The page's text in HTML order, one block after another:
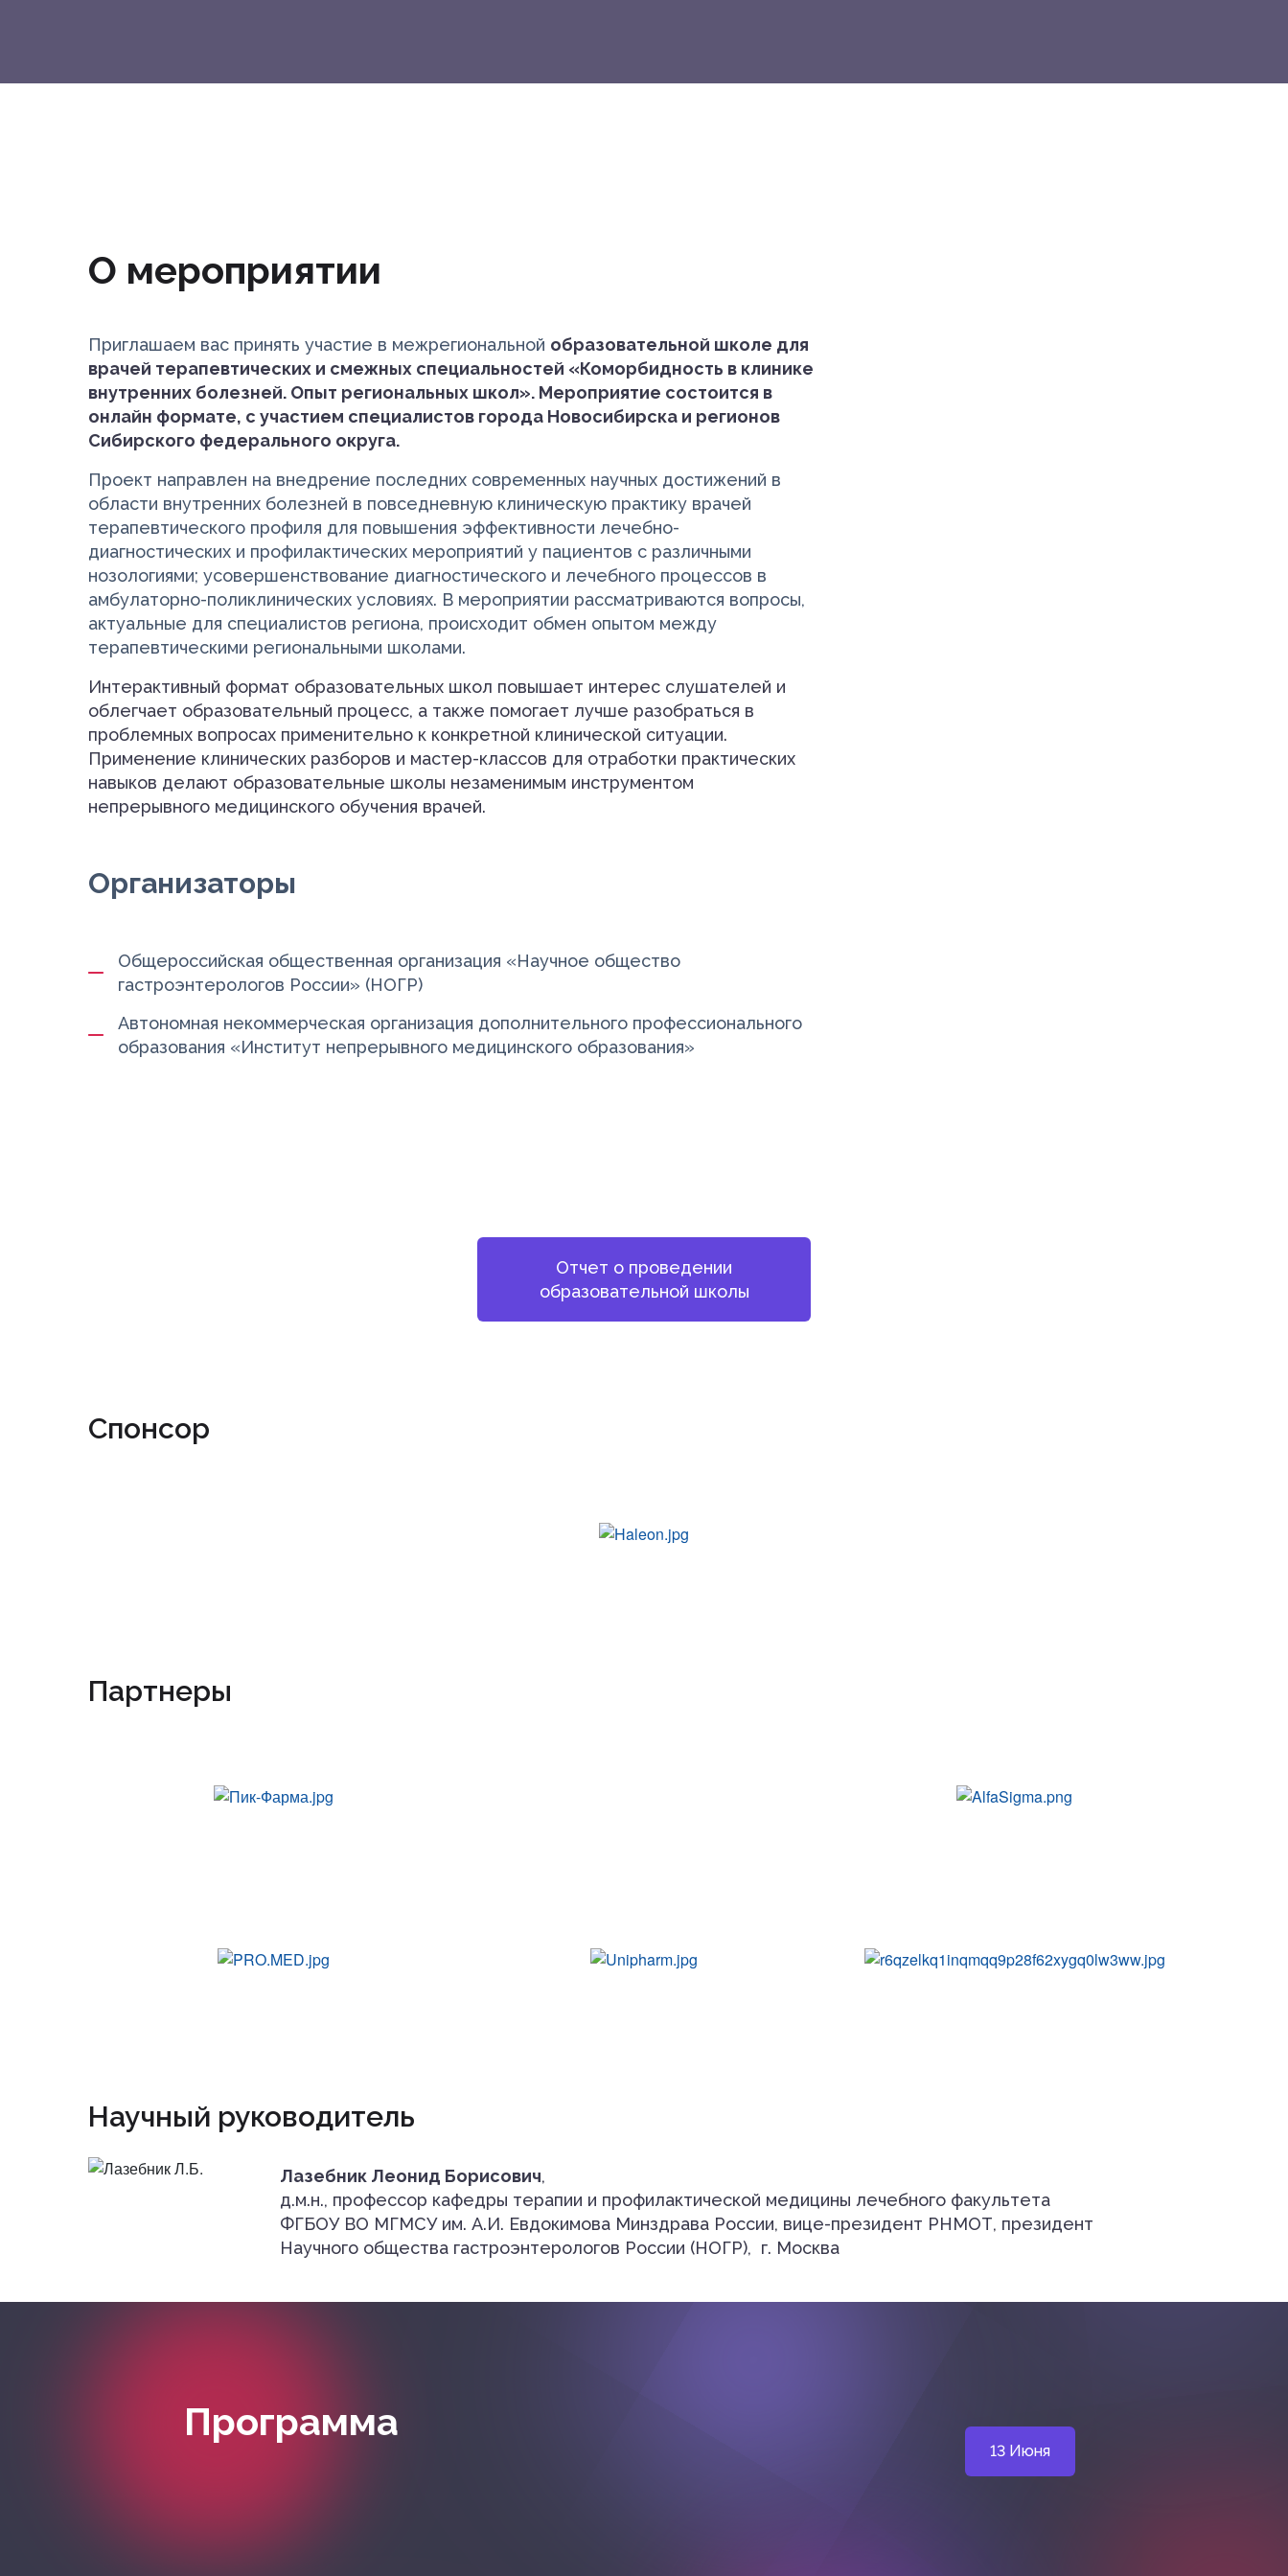
О мероприятии
Приглашаем вас принять участие в межрегиональной образовательной школе для
врачей терапевтических и смежных специальностей «Коморбидность в клинике
внутренних болезней. Опыт региональных школ». Мероприятие состоится в
онлайн формате, с участием специалистов города Новосибирска и регионов
Сибирского федерального округа.
Проект направлен на внедрение последних современных научных достижений в
области внутренних болезней в повседневную клиническую практику врачей
терапевтического профиля для повышения эффективности лечебно-
диагностических и профилактических мероприятий у пациентов с различными
нозологиями; усовершенствование диагностического и лечебного процессов в
амбулаторно-поликлинических условиях. В мероприятии рассматриваются вопросы,
актуальные для специалистов региона, происходит обмен опытом между
терапевтическими региональными школами.
Интерактивный формат образовательных школ повышает интерес слушателей и
облегчает образовательный процесс, а также помогает лучше разобраться в
проблемных вопросах применительно к конкретной клинической ситуации.
Применение клинических разборов и мастер-классов для отработки практических
навыков делают образовательные школы незаменимым инструментом
непрерывного медицинского обучения врачей.
Организаторы
Общероссийская общественная организация «Научное общество
гастроэнтерологов России» (НОГР)
Автономная некоммерческая организация дополнительного профессионального
образования «Институт непрерывного медицинского образования»
Отчет о проведении
образовательной школы
Спонсор
Партнеры
Научный руководитель
Лазебник Леонид Борисович,
д.м.н., профессор кафедры терапии и профилактической медицины лечебного факультета
ФГБОУ ВО МГМСУ им. А.И. Евдокимова Минздрава России, вице-президент РНМОТ, президент
Научного общества гастроэнтерологов России (НОГР), г. Москва
Программа
13 Июня